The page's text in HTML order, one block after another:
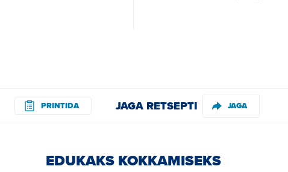
PRINTIDA JAGA RETSEPTI JAGA
EDUKAKS KOKKAMISEKS